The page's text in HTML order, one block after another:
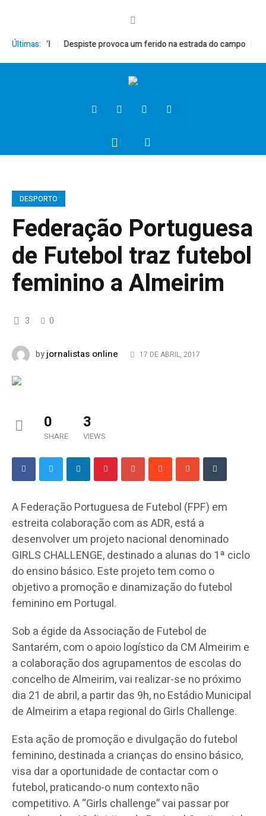
Últimas:
XVI Despiste provoca um ferido na estrada do campo
DESPORTO
Federação Portuguesa
de Futebol traz futebol
feminino a Almeirim
3 0
byjornalistas online 17 DE ABRIL, 2017
0
SHARE
3
VIEWS
A Federação Portuguesa de Futebol (FPF) em
estreita colaboração com as ADR, está a
desenvolver um projeto nacional denominado
GIRLS CHALLENGE, destinado a alunas do 1ª ciclo
do ensino básico. Este projeto tem como o
objetivo a promoção e dinamização do futebol
feminino em Portugal.
Sob a égide da Associação de Futebol de
Santarém, com o apoio logístico da CM Almeirim e
a colaboração dos agrupamentos de escolas do
concelho de Almeirim, vai realizar-se no próximo
dia 21 de abril, a partir das 9h, no Estádio Municipal
de Almeirim a etapa regional do Girls Challenge.
Esta ação de promoção e divulgação do futebol
feminino, destinada a crianças do ensino básico,
visa dar a oportunidade de contactar com o
futebol, praticando-o num contexto não
competitivo. A “Girls challenge” vai passar por